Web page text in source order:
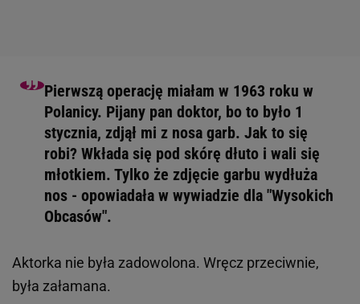
Pierwszą operację miałam w 1963 roku w
Polanicy. Pijany pan doktor, bo to było 1
stycznia, zdjął mi z nosa garb. Jak to się
robi? Wkłada się pod skórę dłuto i wali się
młotkiem. Tylko że zdjęcie garbu wydłuża
nos - opowiadała w wywiadzie dla "Wysokich
Obcasów".
Aktorka nie była zadowolona. Wręcz przeciwnie,
była załamana.